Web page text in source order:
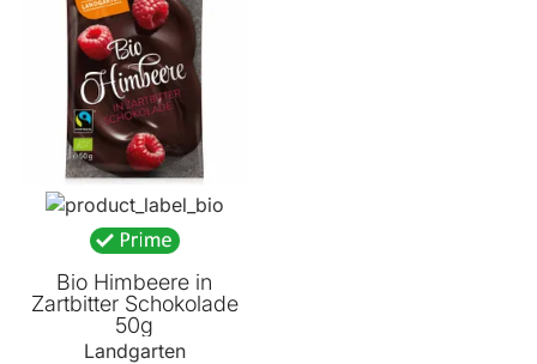
Bio Himbeere in
Zartbitter Schokolade
50g
Landgarten